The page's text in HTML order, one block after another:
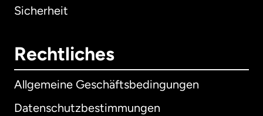
Sicherheit
Rechtliches
Allgemeine Geschäftsbedingungen
Datenschutzbestimmungen